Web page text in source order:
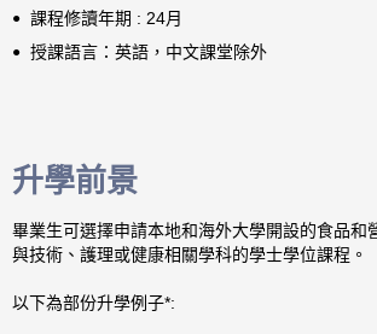
課程修讀年期 : 24月
授課語言：英語，中文課堂除外
升學前景
畢業生可選擇申請本地和海外大學開設的食品和
與技術、護理或健康相關學科的學士學位課程。
以下為部份升學例子*: